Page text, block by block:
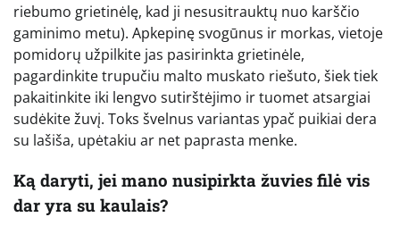
riebumo grietinėlę, kad ji nesusitrauktų nuo karščio
gaminimo metu). Apkepinę svogūnus ir morkas, vietoje
pomidorų užpilkite jas pasirinkta grietinėle,
pagardinkite trupučiu malto muskato riešuto, šiek tiek
pakaitinkite iki lengvo sutirštėjimo ir tuomet atsargiai
sudėkite žuvį. Toks švelnus variantas ypač puikiai dera
su lašiša, upėtakiu ar net paprasta menke.
Ką daryti, jei mano nusipirkta žuvies filė vis
dar yra su kaulais?